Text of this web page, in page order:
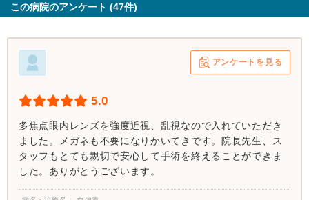
この病院のアンケート (47件)
アンケートを見る
5.0
多焦点眼内レンズを強度近視、乱視なので入れていただき
ました。メガネも不要になりかいてきです。院長先生、ス
タッフもとても親切で安心して手術を終えることができま
した。ありがとうございます。